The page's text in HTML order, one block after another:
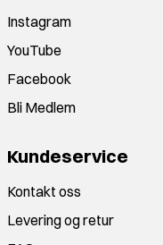
Instagram
YouTube
Facebook
Bli Medlem
Kundeservice
Kontakt oss
Levering og retur